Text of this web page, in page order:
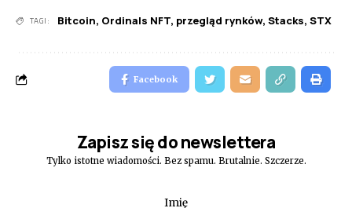
TAGI: Bitcoin, Ordinals NFT, przegląd rynków, Stacks, STX
Facebook
Zapisz się do newslettera
Tylko istotne wiadomości. Bez spamu. Brutalnie. Szczerze.
Imię